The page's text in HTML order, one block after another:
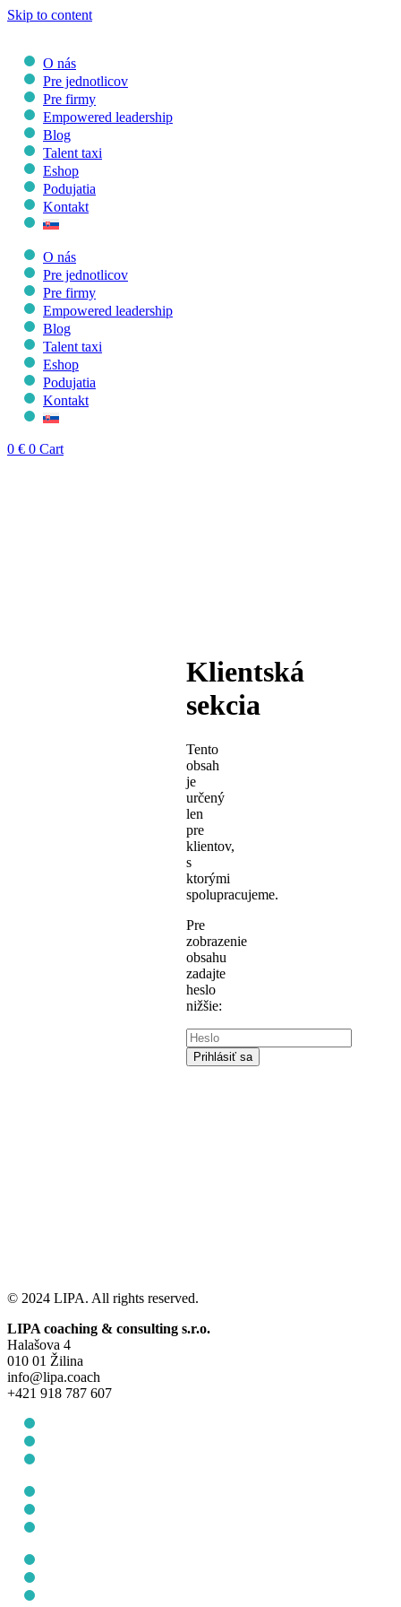
Skip to content
O nás
Pre jednotlicov
Pre firmy
Empowered leadership
Blog
Talent taxi
Eshop
Podujatia
Kontakt
O nás
Pre jednotlicov
Pre firmy
Empowered leadership
Blog
Talent taxi
Eshop
Podujatia
Kontakt
0 € 0 Cart
Klientská
sekcia
Tento
obsah
je
určený
len
pre
klientov,
s
ktorými
spolupracujeme.
Pre
zobrazenie
obsahu
zadajte
heslo
nižšie:
© 2024 LIPA. All rights reserved.
LIPA coaching & consulting s.r.o.
Halašova 4
010 01 Žilina
info@lipa.coach
+421 918 787 607